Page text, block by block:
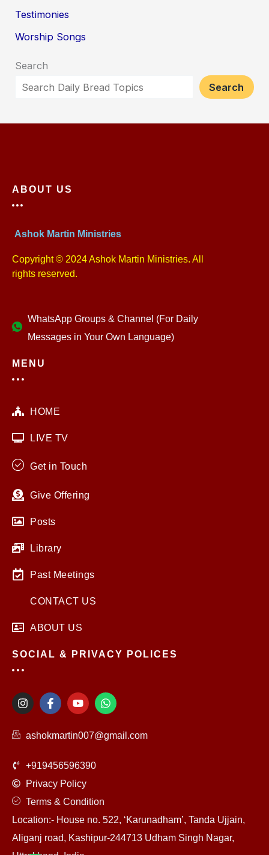
Testimonies
Worship Songs
Search
Search
ABOUT US
Ashok Martin Ministries
Copyright © 2024 Ashok Martin Ministries. All
rights reserved.
WhatsApp Groups & Channel (For Daily
Messages in Your Own Language)
MENU
HOME
LIVE TV
Get in Touch
Give Offering
Posts
Library
Past Meetings
CONTACT US
ABOUT US
SOCIAL & PRIVACY POLICES
I
n
a
m
F
a
b
o
k
-
Y
o
t
u
e
W
h
s
ashokmartin007@gmail.com
+919456596390
Privacy Policy
Terms & Condition
Location:- House no. 522, ‘Karunadham’, Tanda Ujjain,
Aliganj road, Kashipur-244713 Udham Singh Nagar,